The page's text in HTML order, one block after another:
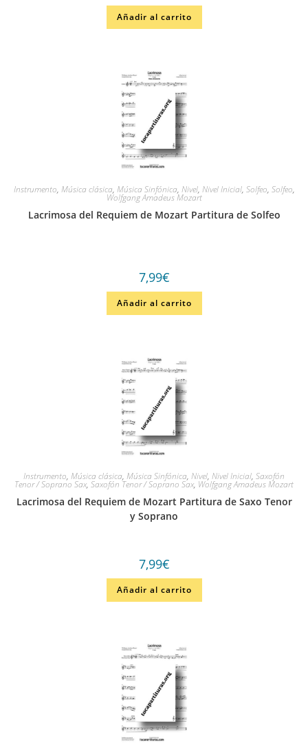
Añadir al carrito
Instrumento, Música clásica, Música Sinfónica, Nivel, Nivel Inicial, Solfeo, Solfeo,
Wolfgang Amadeus Mozart
Lacrimosa del Requiem de Mozart Partitura de Solfeo
7,99€
Añadir al carrito
Instrumento, Música clásica, Música Sinfónica, Nivel, Nivel Inicial, Saxofón
Tenor / Soprano Sax, Saxofón Tenor / Soprano Sax, Wolfgang Amadeus Mozart
Lacrimosa del Requiem de Mozart Partitura de Saxo Tenor
y Soprano
7,99€
Añadir al carrito